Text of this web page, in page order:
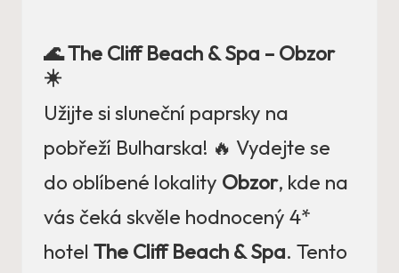
🌊 The Cliff Beach & Spa – Obzor
☀️
Užijte si sluneční paprsky na
pobřeží Bulharska! 🔥 Vydejte se
do oblíbené lokality Obzor, kde na
vás čeká skvěle hodnocený 4*
hotel The Cliff Beach & Spa. Tento